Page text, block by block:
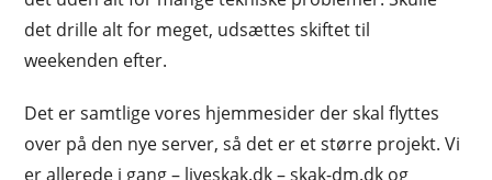
det drille alt for meget, udsættes skiftet til
weekenden efter.
Det er samtlige vores hjemmesider der skal flyttes
over på den nye server, så det er et større projekt. Vi
er allerede i gang – liveskak.dk – skak-dm.dk og